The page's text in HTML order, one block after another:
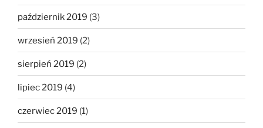
październik 2019 (3)
wrzesień 2019 (2)
sierpień 2019 (2)
lipiec 2019 (4)
czerwiec 2019 (1)